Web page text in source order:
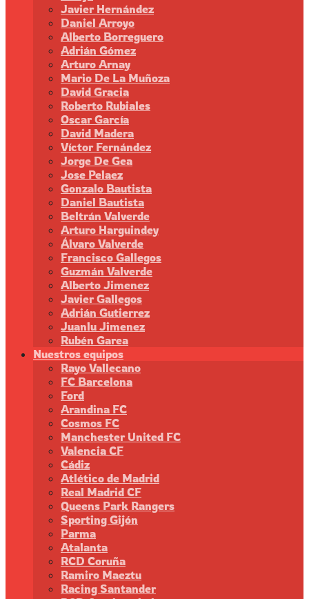
Javier Hernández
Daniel Arroyo
Alberto Borreguero
Adrián Gómez
Arturo Arnay
Mario De La Muñoza
David Gracia
Roberto Rubiales
Oscar García
David Madera
Víctor Fernández
Jorge De Gea
Jose Pelaez
Gonzalo Bautista
Daniel Bautista
Beltrán Valverde
Arturo Harguindey
Álvaro Valverde
Francisco Gallegos
Guzmán Valverde
Alberto Jimenez
Javier Gallegos
Adrián Gutierrez
Juanlu Jimenez
Rubén Garea
Nuestros equipos
Rayo Vallecano
FC Barcelona
Ford
Arandina FC
Cosmos FC
Manchester United FC
Valencia CF
Cádiz
Atlético de Madrid
Real Madrid CF
Queens Park Rangers
Sporting Gijón
Parma
Atalanta
RCD Coruña
Ramiro Maeztu
Racing Santander